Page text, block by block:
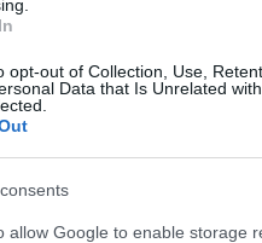
opt-out of Collection, Use,
Data that Is Unrelated
allow Google to enable storage
teniszmeccsről, a
tehát egy szó sem esett,
nem annyira, de még
folytatódott, de valódi